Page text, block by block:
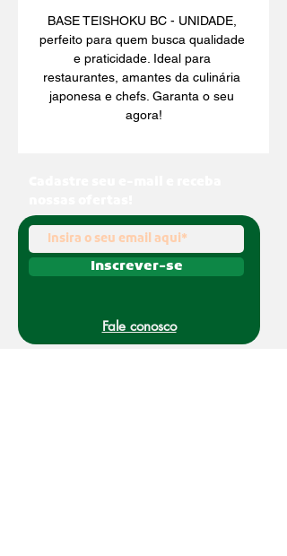
BASE TEISHOKU BC - UNIDADE,
perfeito para quem busca qualidade
e praticidade. Ideal para
restaurantes, amantes da culinária
japonesa e chefs. Garanta o seu
agora!
Inscrever-se
Fale conosco